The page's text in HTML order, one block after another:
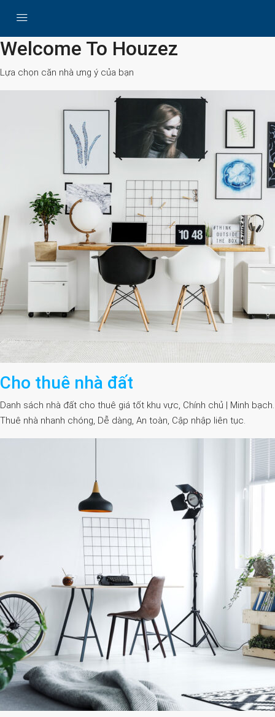
Search
Welcome To Houzez
Lựa chọn căn nhà ưng ý của bạn
Cho thuê nhà đất
Danh sách nhà đất cho thuê giá tốt khu vực, Chính chủ | Minh bạch.
Thuê nhà nhanh chóng, Dễ dàng, An toàn, Cập nhập liên tục.